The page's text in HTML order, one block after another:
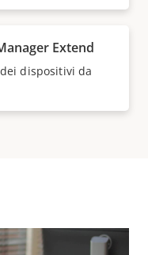
Extend
dispositivi da